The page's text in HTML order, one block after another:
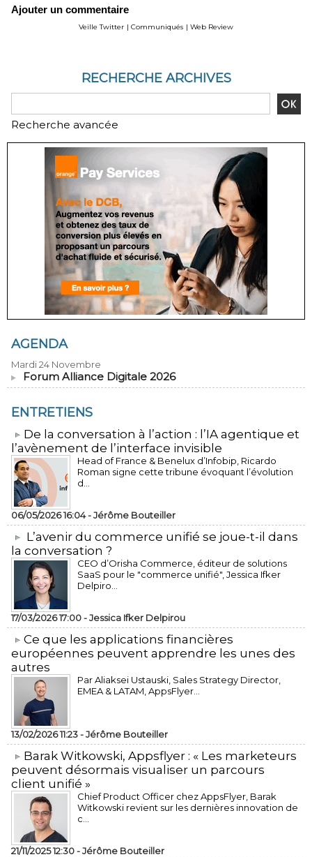
stockage accrue lors
des déploiements sur
Ajouter un commentaire
Veille Twitter | Communiqués | Web Review
RECHERCHE ARCHIVES
Recherche avancée
AGENDA
Mardi 24 Novembre
Forum Alliance Digitale 2026
ENTRETIENS
​De la conversation à l’action : l’IA agentique et
l’avènement de l’interface invisible
Head of France & Benelux d’Infobip, Ricardo
Roman signe cette tribune évoquant l’évolution
d...
06/05/2026 16:04 -Jérôme Bouteiller
L’avenir du commerce unifié se joue-t-il dans
la conversation ?
CEO d’Orisha Commerce, éditeur de solutions
SaaS pour le "commerce unifié", Jessica Ifker
Delpiro...
17/03/2026 17:00 -Jessica Ifker Delpirou
​Ce que les applications financières
européennes peuvent apprendre les unes des
autres
Par Aliaksei Ustauski, Sales Strategy Director,
EMEA & LATAM, AppsFlyer...
13/02/2026 11:23 -Jérôme Bouteiller
​Barak Witkowski, Appsflyer : « Les marketeurs
peuvent désormais visualiser un parcours
client unifié »
Chief Product Officer chez AppsFlyer, ​Barak
Witkowski revient sur les dernières innovation de
c...
21/11/2025 12:30 -Jérôme Bouteiller